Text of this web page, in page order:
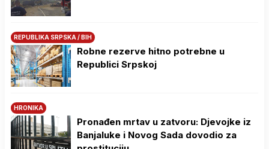
REPUBLIKA SRPSKA / BIH
Robne rezerve hitno potrebne u
Republici Srpskoj
HRONIKA
Pronađen mrtav u zatvoru: Djevojke iz
Banjaluke i Novog Sada dovodio za